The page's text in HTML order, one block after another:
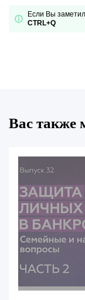
Если Вы
CTRL+Q
Вас также